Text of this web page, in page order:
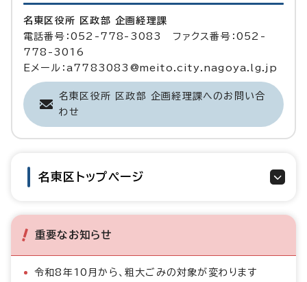
名東区役所 区政部 企画経理課
電話番号：052-778-3083 ファクス番号：052-
778-3016
Eメール：a7783083@meito.city.nagoya.lg.jp
名東区役所 区政部 企画経理課へのお問い合
わせ
名東区トップページ
重要なお知らせ
令和8年10月から、粗大ごみの対象が変わります